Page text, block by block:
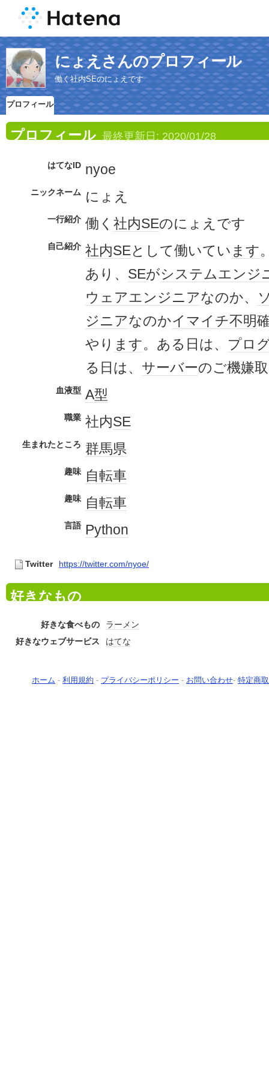
にょえさんのプロフィール
働く社内SEのにょえです
プロフィール
プロフィール 最終更新日: 2020/01/28
はてなID nyoe
ニックネーム にょえ
一行紹介 働く 社内SEのにょえです
自己紹介 社内SEとして働いてい ます
あり、 SEがシステムエンジ
ウェアエンジニアなのか、
ジニアなのかイマイチ不明
やり ます。ある日は、 プロ
る日は、 サーバーのご機嫌
血液型 A型
職業 社内SE
生まれたところ 群馬県
趣味 自転車
趣味 自転車
言語 Python
Twitter https://twitter.com/nyoe/
好きなもの
好きな食べもの
ラーメン
好きなウェブサービス
はてな
ホーム - 利用規約 - プライバシーポリシー - お問い合わせ- 特定商